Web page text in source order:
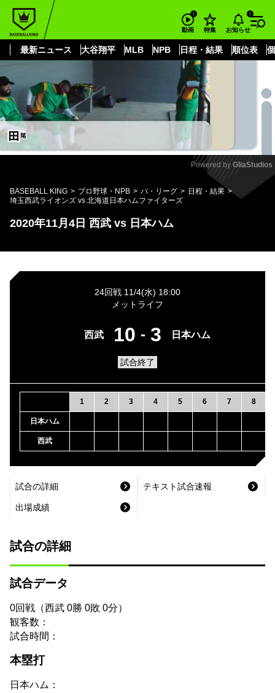
動画 特集 お知らせ
最新ニュース 大谷翔平 MLB NPB 日程・結果 順位表
もっと見る
Mute
Powered by GliaStudios
BASEBALL KING プロ野球・NPB パ・リーグ
日程・結果
埼玉西武ライオンズ vs 北海道日本ハムファイターズ
2020年11月4日 西武 vs 日本ハム
24回戦 11/4(水) 18:00
メットライフ
西武 10 - 3 日本ハム
試合終了
1 2 3 4 5 6 7 8
日本ハム
西武
試合の詳細 テキスト試合速報
出場成績
試合の詳細
試合データ
0回戦（西武 0勝 0敗 0分）
観客数：
試合時間：
本塁打
日本ハム：